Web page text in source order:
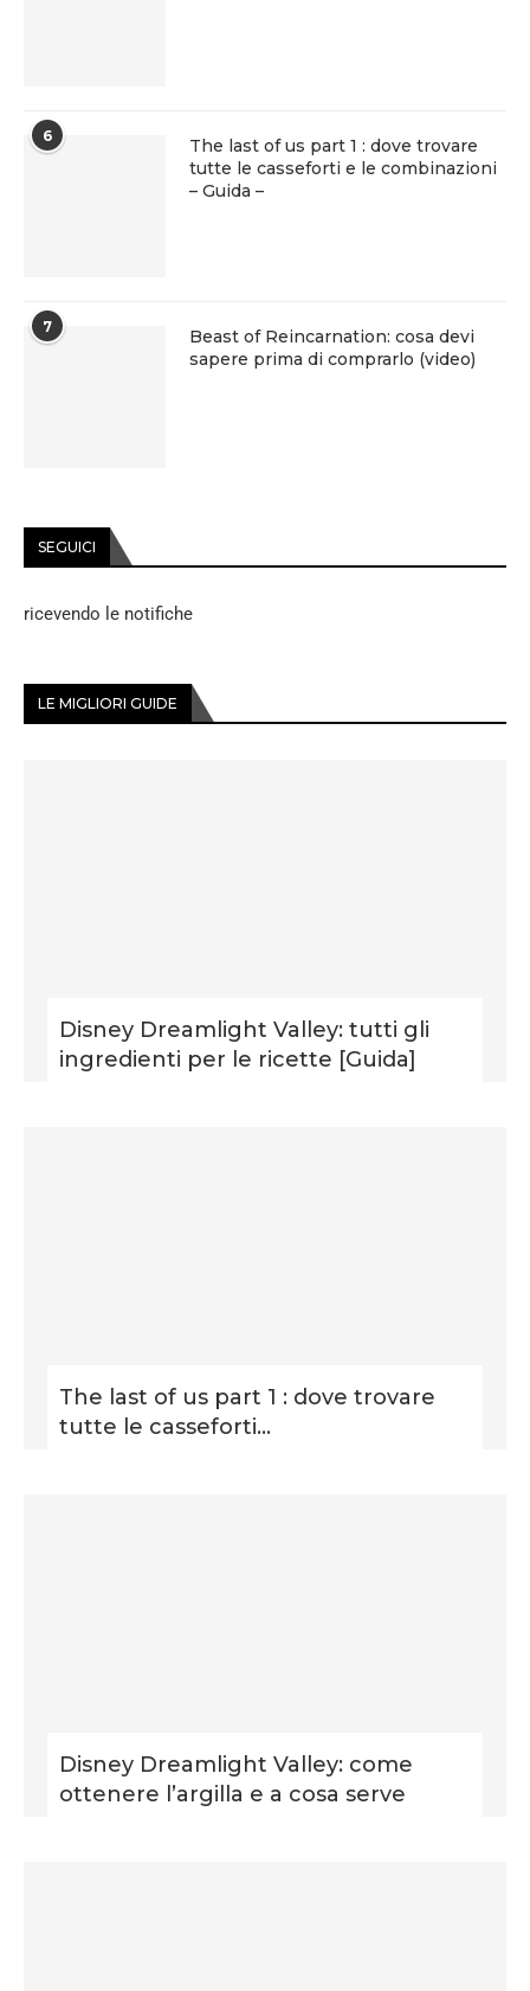
6
The last of us part 1 : dove trovare
tutte le casseforti e le combinazioni
– Guida –
7
Beast of Reincarnation: cosa devi
sapere prima di comprarlo (video)
SEGUICI
ricevendo le notifiche
LE MIGLIORI GUIDE
Disney Dreamlight Valley: tutti gli
ingredienti per le ricette [Guida]
The last of us part 1 : dove trovare
tutte le casseforti...
Disney Dreamlight Valley: come
ottenere l’argilla e a cosa serve